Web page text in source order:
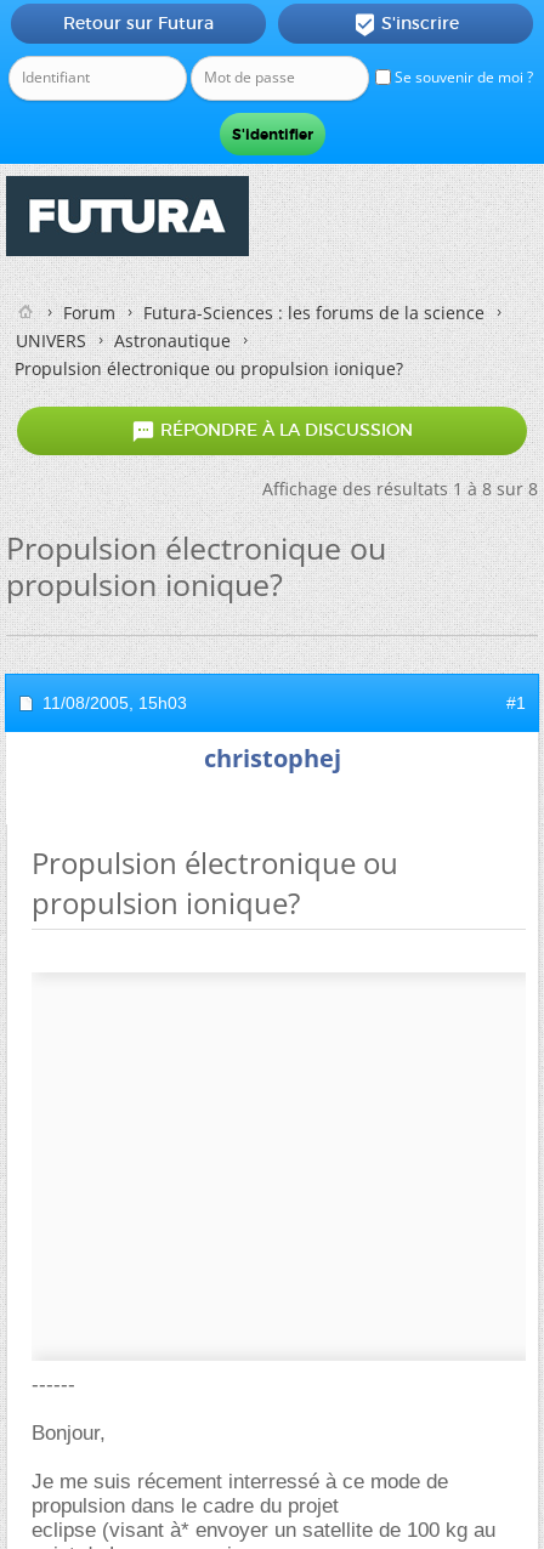
Se souvenir de moi ?
Retour sur Futura  S'inscrire
Forum
Futura-Sciences : les forums de la science
UNIVERS
Astronautique
Propulsion électronique ou propulsion ionique?
 RÉPONDRE À LA DISCUSSION
Affichage des résultats 1 à 8 sur 8
Propulsion électronique ou
propulsion ionique?
11/08/2005, 15h03 #1
christophej
Propulsion électronique ou
propulsion ionique?
------
Bonjour,
Je me suis récement interressé à ce mode de
propulsion dans le cadre du projet
eclipse (visant à* envoyer un satellite de 100 kg au